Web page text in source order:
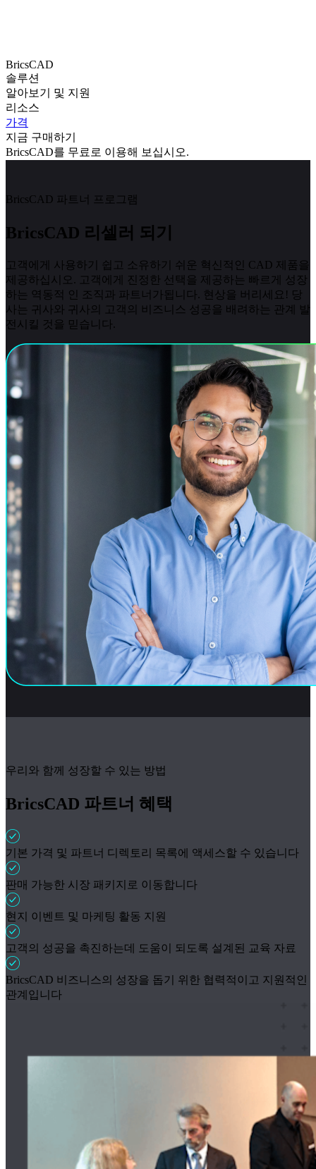
BricsCAD
솔루션
알아보기 및 지원
리소스
가격
지금 구매하기
BricsCAD를 무료로 이용해 보십시오.
BricsCAD 파트너 프로그램
BricsCAD 리셀러 되기
고객에게 사용하기 쉽고 소유하기 쉬운 혁신적인 CAD 제품을
제공하십시오. 고객에게 진정한 선택을 제공하는 빠르게 성장
하는 역동적 인 조직과 파트너가됩니다. 현상을 버리세요! 당
사는 귀사와 귀사의 고객의 비즈니스 성공을 배려하는 관계 발
전시킬 것을 믿습니다.
우리와 함께 성장할 수 있는 방법
BricsCAD 파트너 혜택
기본 가격 및 파트너 디렉토리 목록에 액세스할 수 있습니다
판매 가능한 시장 패키지로 이동합니다
현지 이벤트 및 마케팅 활동 지원
고객의 성공을 촉진하는데 도움이 되도록 설계된 교육 자료
BricsCAD 비즈니스의 성장을 돕기 위한 협력적이고 지원적인
관계입니다